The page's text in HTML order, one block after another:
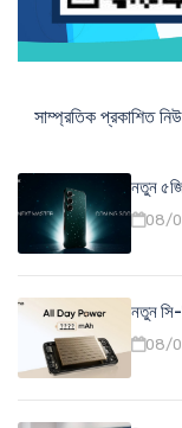
সাম্প্রতিক প্রকাশিত
নতুন
08/
নতুন সি-
08/